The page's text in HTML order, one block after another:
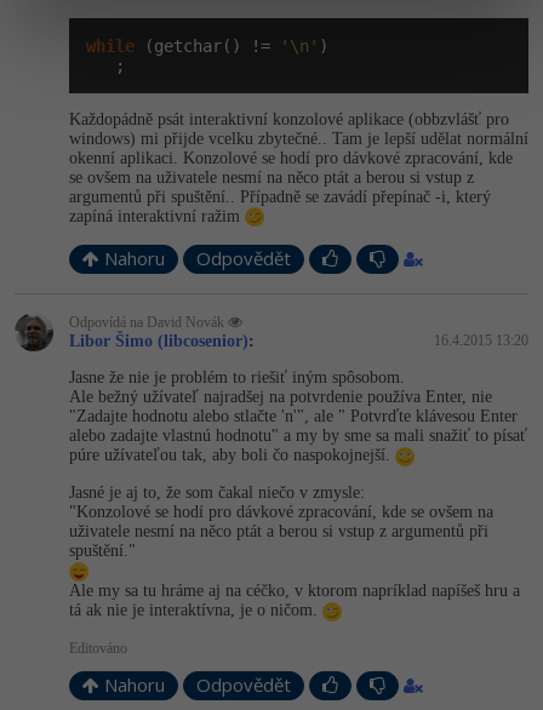
while (getchar() != '\n' )
   ;
Každopádně psát interaktivní konzolové aplikace (obbzvlášť pro
windows) mi přijde vcelku zbytečné.. Tam je lepší udělat normální
okenní aplikaci. Konzolové se hodí pro dávkové zpracování, kde
se ovšem na uživatele nesmí na něco ptát a berou si vstup z
argumentů při spuštění.. Případně se zavádí přepínač -i, který
zapíná interaktivní ražim
Nahoru Odpovědět
Odpovídá na David Novák
Libor Šimo (libcosenior): 16.4.2015 13:20
Jasne že nie je problém to riešiť iným spôsobom.
Ale bežný užívateľ najradšej na potvrdenie používa Enter, nie
"Zadajte hodnotu alebo stlačte 'n'", ale " Potvrďte klávesou Enter
alebo zadajte vlastnú hodnotu" a my by sme sa mali snažiť to písať
púre užívateľou tak, aby boli čo naspokojnejší.
Jasné je aj to, že som čakal niečo v zmysle:
"Konzolové se hodí pro dávkové zpracování, kde se ovšem na
uživatele nesmí na něco ptát a berou si vstup z argumentů při
spuštění."
Ale my sa tu hráme aj na céčko, v ktorom napríklad napíšeš hru a
tá ak nie je interaktívna, je o ničom.
Editováno
Nahoru Odpovědět